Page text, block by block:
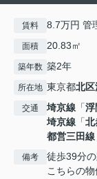
賃料 8.7万円 管
面積 20.83㎡
築年数 築2年
所在地 東京都北区
交通 埼京線 「浮
埼京線 「北
都営三田線
備考
徒歩39分
こちらの